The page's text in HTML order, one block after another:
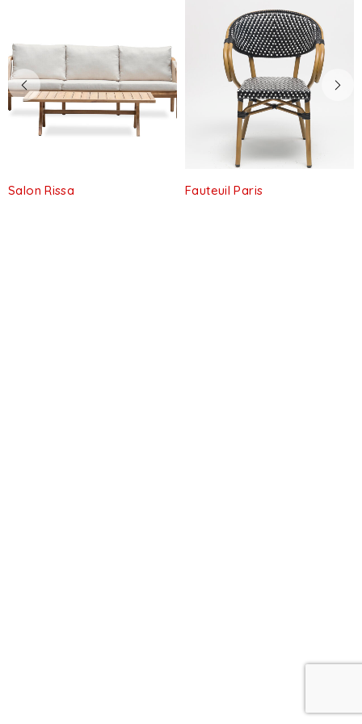
Salon Rissa Fauteuil Paris